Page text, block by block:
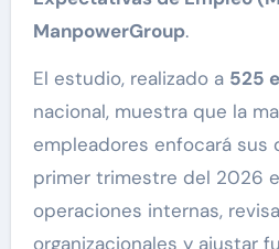
ManpowerGroup.
El estudio, realizado a 525
nacional, muestra que la
empleadores enfocará sus
primer trimestre del 2026
operaciones internas,
organizacionales y ajustar